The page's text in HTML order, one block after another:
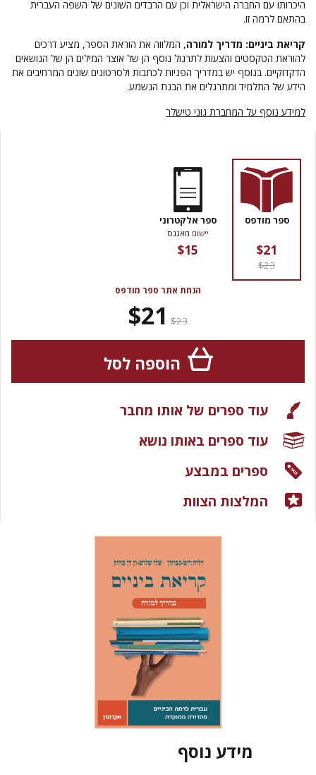
מידע נוסף
היכרותו עם החברה הישראלית וכן עם הרבדים השונים של השפה העברית
בהתאם לרמה זו.
קריאת ביניים: מדריך למורה, המלווה את הוראת הספר, מציע דרכים
להוראת הטקסטים והצעות לתרגול נוסף הן של אוצר המילים הן של הנושאים
הדקדוקיים. בנוסף יש במדריך הפניות לכתבות ולסרטונים שונים המרחיבים את
הידע של התלמיד ומתרגלים את הבנת הנשמע.
למידע נוסף על המחברת גוני טישלר
ספר מודפס
$21
$23
ספר אלקטרוני
יישום מאגנס
$15
הנחת אתר ספר מודפס
$23
$21
הוספה לסל
עוד ספרים של אותו מחבר
עוד ספרים באותו נושא
ספרים במבצע
המלצות הצוות